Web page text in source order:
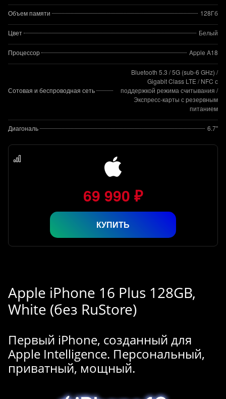
Объем памяти 128Гб
Цвет Белый
Процессор Apple A18
Сотовая и беспроводная сеть
Bluetooth 5.3 / 5G (sub‑6 GHz) /
Gigabit Class LTE / NFC с
поддержкой режима считывания /
Экспресс‑карты с резервным
питанием
Диагональ 6.7"
69 990 ₽
КУПИТЬ
Apple iPhone 16 Plus 128GB,
White (без RuStore)
Первый iPhone, созданный для
Apple Intelligence. Персональный,
приватный, мощный.